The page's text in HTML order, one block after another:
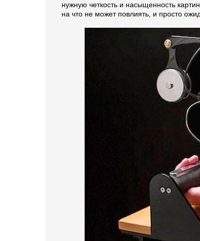
нужную четкость и насыщенность
на что не может повлиять, и просто